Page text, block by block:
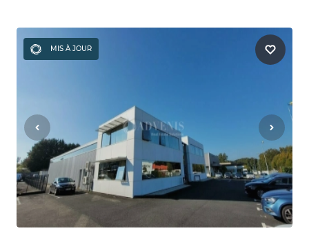
MIS À JOUR